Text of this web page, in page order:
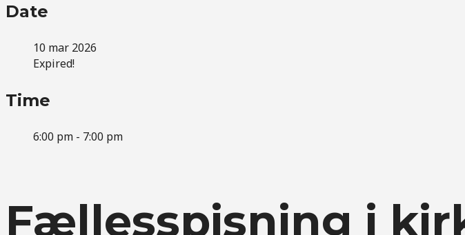
Date
10 mar 2026
Expired!
Time
6:00 pm - 7:00 pm
Fællesspisning i